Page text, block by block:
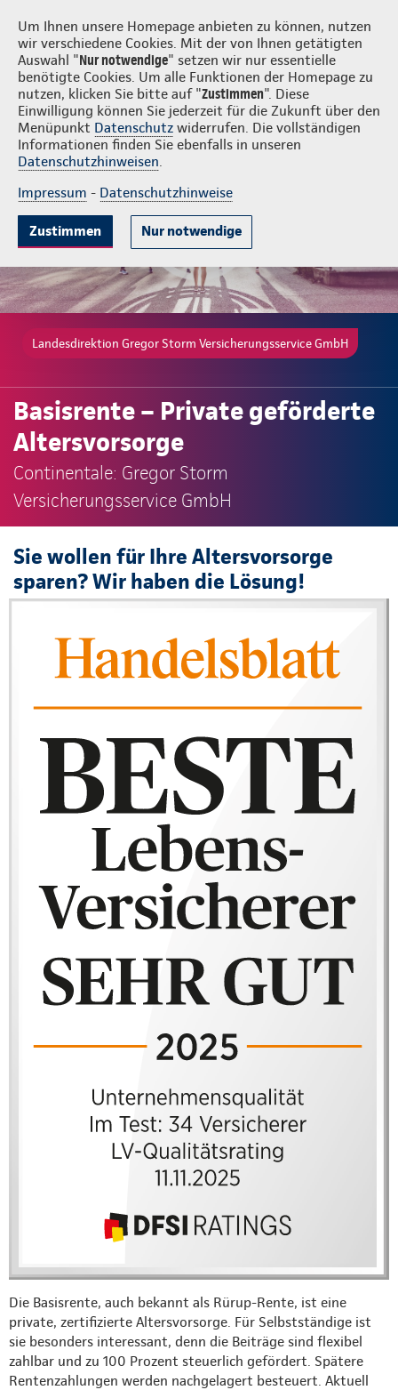
Um Ihnen unsere Homepage anbieten zu können, nutzen
wir verschiedene Cookies. Mit der von Ihnen getätigten
Auswahl "Nur notwendige" setzen wir nur essentielle
benötigte Cookies. Um alle Funktionen der Homepage zu
nutzen, klicken Sie bitte auf "Zustimmen". Diese
Einwilligung können Sie jederzeit für die Zukunft über den
Menüpunkt Datenschutz widerrufen. Die vollständigen
Informationen finden Sie ebenfalls in unseren
Datenschutzhinweisen.
Impressum - Datenschutzhinweise
Zustimmen Nur notwendige
Gregor Storm Versicherungsservice GmbH Login
Gute Gründe Tarife & Leistungen Wissenswertes Beratung &
Landesdirektion Gregor Storm Versicherungsservice GmbH
Basisrente – Private geförderte
Altersvorsorge
Continentale: Gregor Storm
Versicherungsservice GmbH
Sie wollen für Ihre Altersvorsorge
sparen? Wir haben die Lösung!
Die Basisrente, auch bekannt als Rürup-Rente, ist eine
private, zertifizierte Altersvorsorge. Für Selbstständige ist
sie besonders interessant, denn die Beiträge sind flexibel
zahlbar und zu 100 Prozent steuerlich gefördert. Spätere
Rentenzahlungen werden nachgelagert besteuert. Aktuell